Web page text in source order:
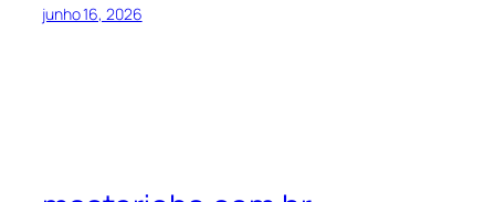
junho 16, 2026